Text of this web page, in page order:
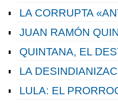
LA CORRUPTA
JUAN RAMÓN
QUINTANA, EL
LA
LULA: EL